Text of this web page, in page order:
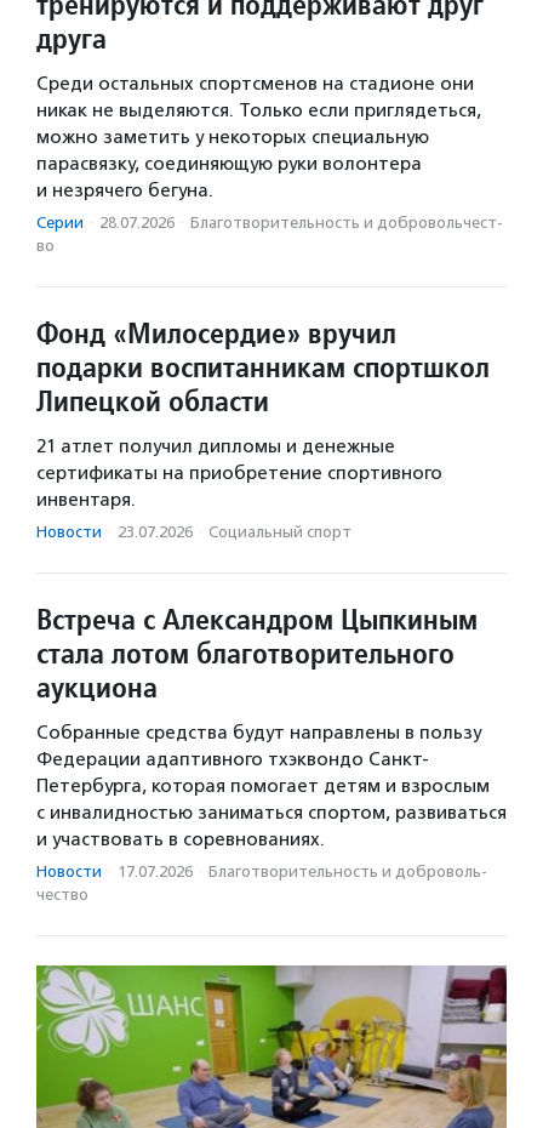
друга
Среди остальных спортсменов на стадионе они
никак не выделяются. Только если приглядеться,
можно заметить у некоторых специальную
парасвязку, соединяющую руки волонтера
и незрячего бегуна.
Серии · 28.07.2026 · Благотвори­тель­ность и доброволь­чест­
во
Фонд «Милосердие» вручил
подарки воспитанникам спортшкол
Липецкой области
21 атлет получил дипломы и денежные
сертификаты на приобретение спортивного
инвентаря.
Новости · 23.07.2026 · Социальный спорт
Встреча с Александром Цыпкиным
стала лотом благотворительного
аукциона
Собранные средства будут направлены в пользу
Федерации адаптивного тхэквондо Санкт-
Петербурга, которая помогает детям и взрослым
с инвалидностью заниматься спортом, развиваться
и участвовать в соревнованиях.
Новости · 17.07.2026 · Благотвори­тель­ность и доброволь­
чест­во